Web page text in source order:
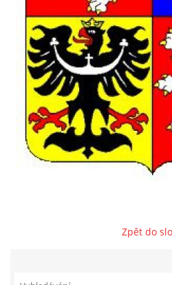
VZDĚLÁVACÍ BLOK ZÁŘÍ
VZDĚLÁVACÍ BLOK ŘÍJEN
VZDĚLÁVACÍ BLOK LISTOPAD
VZDĚLÁVACÍ BLOK PROSINEC
VZDĚLÁVACÍ BLOK ÚNORZpět do